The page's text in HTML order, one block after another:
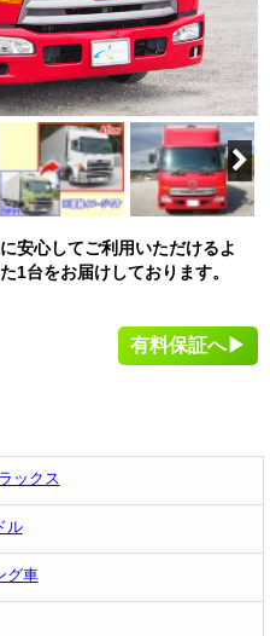
安心してご利用いただけるよ
1台をお届けしております。
有料保証へ▶
ックス
ル
グ車